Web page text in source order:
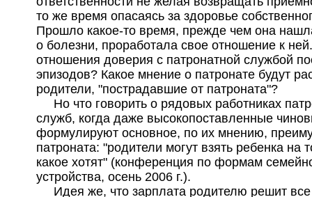
то же время опасаясь за здоровье
Прошло какое-то время, прежде чем она
о болезни, проработала свое отношение к
отношения доверия с патронатной службой
эпизодов? Какое мнение о патронате будут
родители, "пострадавшие от патроната"?
Но что говорить о рядовых работниках
служб, когда даже высокопоставленные
формулируют основное, по их мнению,
патроната: "родители могут взять ребенка на
какое хотят" (конференция по формам
устройства, осень 2006 г.).
Идея же, что зарплата родителю решит